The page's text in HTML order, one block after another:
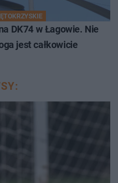
DK74 w Łagowie. Nie
jest całkowicie